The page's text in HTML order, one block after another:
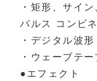
・矩形、サイ
パルス コンビ
・デジタル波
・ウェーブテ
●エフェクト